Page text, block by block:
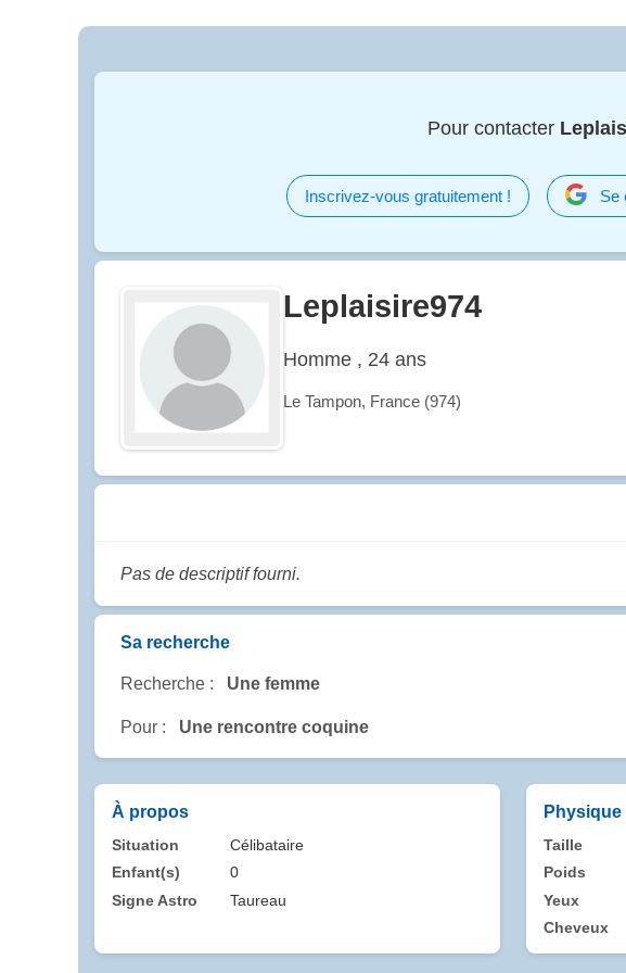
Pour contacter
Inscrivez-vous gratuitement ! Se
Leplaisire974
Homme , 24 ans
Le Tampon, France (974)
Pas de descriptif fourni.
Sa recherche
Recherche : Une femme
Pour : Une rencontre coquine
À propos
Situation
Célibataire
Enfant(s)
0
Signe Astro
Taureau
Physique
Taille
Poids
Yeux
Cheveux